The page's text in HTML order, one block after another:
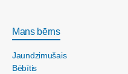
Mans bērns
Jaundzimušais
Bēbītis